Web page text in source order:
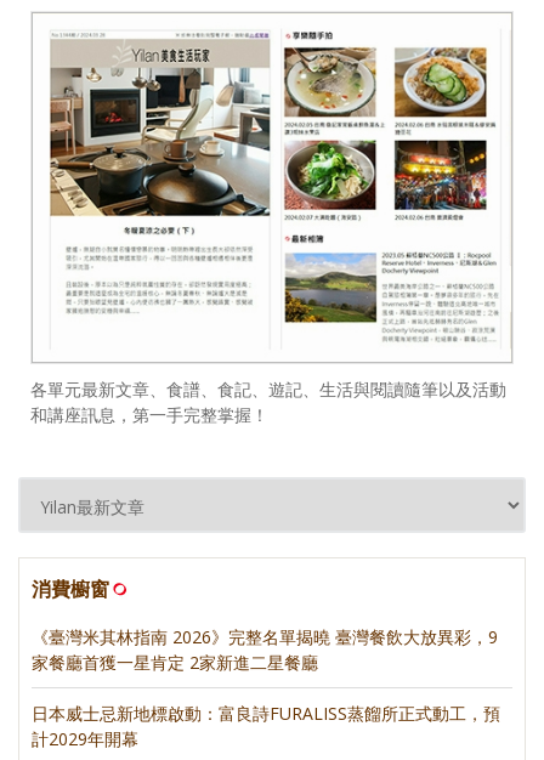
各單元最新文章、食譜、食記、遊記、生活與閱讀隨筆以及活動
和講座訊息，第一手完整掌握！
消費櫥窗
《臺灣米其林指南 2026》完整名單揭曉 臺灣餐飲大放異彩，9
家餐廳首獲一星肯定 2家新進二星餐廳
日本威士忌新地標啟動：富良詩FURALISS蒸餾所正式動工，預
計2029年開幕